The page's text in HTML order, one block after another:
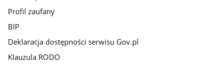
Profil zaufany
BIP
Deklaracja dostępności serwisu Gov.pl
Klauzula RODO